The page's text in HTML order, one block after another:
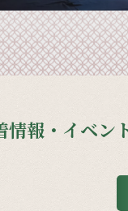
情報・イベン